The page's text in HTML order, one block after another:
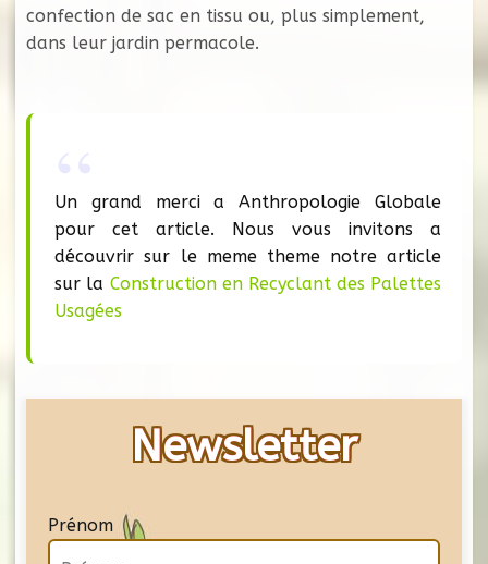
confection de sac en tissu ou, plus simplement,
dans leur jardin permacole.
Un grand merci a Anthropologie Globale
pour cet article. Nous vous invitons a
découvrir sur le meme theme notre article
sur la Construction en Recyclant des Palettes
Usagées
Newsletter
Prénom